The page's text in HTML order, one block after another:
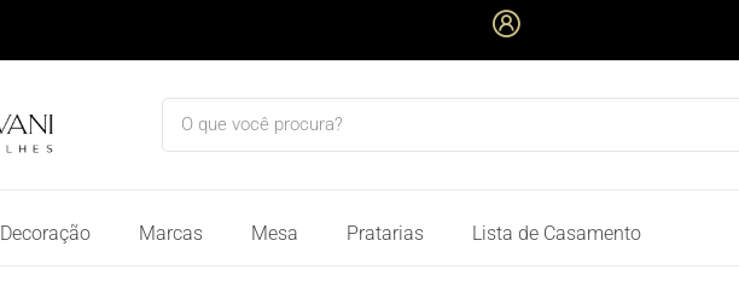
Decoração Marcas Mesa Pratarias Lista de Casamento